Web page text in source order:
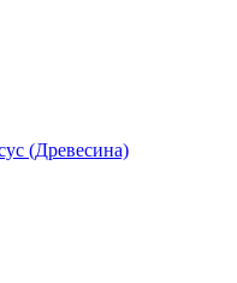
(Древесина)